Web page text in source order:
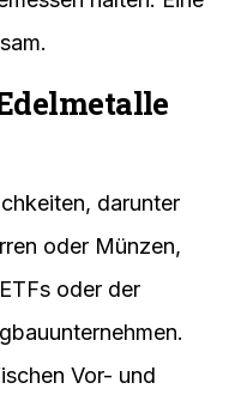
darunter
oder Münzen,
oder der
Vor- und